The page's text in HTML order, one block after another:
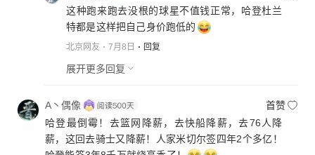
这种跑来跑去没根的球星不值钱正常，哈登杜兰
特都是这样把自己身价跑低的
北京网友 7月8日 回复
展开更多回复
A丶偶像
首赞
哈登最倒霉！去篮网降薪，去快船降薪，去76人降
薪，这回去骑士又降薪！人家米切尔签四年2个多亿！